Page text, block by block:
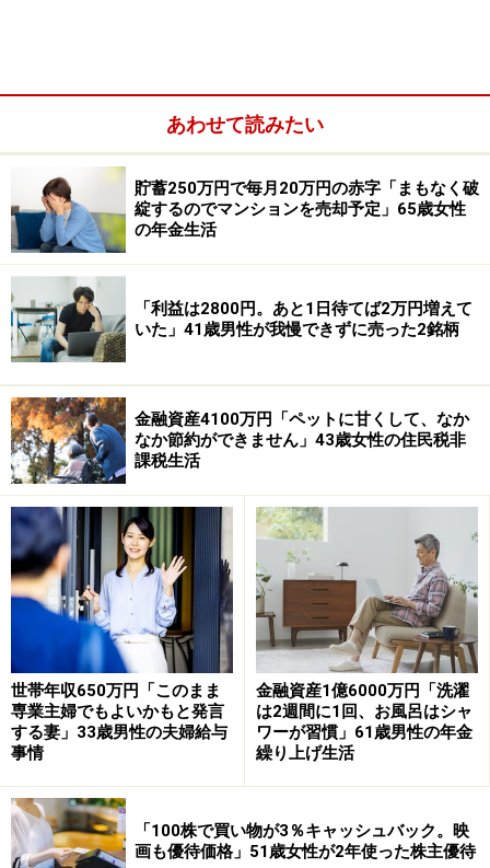
4900円
配偶者の年金や収入：国民年金78万円（年額）、厚生年
金140万円（年額）、給与収入400万円（年額）
「年金のみで十分生活していける」
現在の年金額について満足しているか、の問いに「満足
している」と回答した今回の投稿者。
その理由として「夫婦の年金のみで十分生活していけ
る」と語っています。
ひと月の支出は約「30万円」。年金だけで「毎月賄えて
いる」と回答されています。
あわせて読みたい
貯蓄250万円で毎月20万円の赤字「まもなく破
綻するのでマンションを売却予定」65歳女性
の年金生活
「利益は2800円。あと1日待てば2万円増えて
いた」41歳男性が我慢できずに売った2銘柄
金融資産4100万円「ペットに甘くして、なか
なか節約ができません」43歳女性の住民税非
課税生活
世帯年収650万円「このまま
専業主婦でもよいかもと発言
する妻」33歳男性の夫婦給与
事情
金融資産1億6000万円「洗濯
は2週間に1回、お風呂はシャ
ワーが習慣」61歳男性の年金
繰り上げ生活
「100株で買い物が3％キャッシュバック。映
画も優待価格」51歳女性が2年使った株主優待